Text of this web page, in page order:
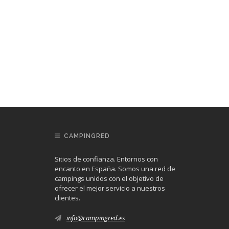
CAMPINGRED
Sitios de confianza. Entornos con
encanto en España. Somos una red de
campings unidos con el objetivo de
ofrecer el mejor servicio a nuestros
clientes.
info@campingred.es